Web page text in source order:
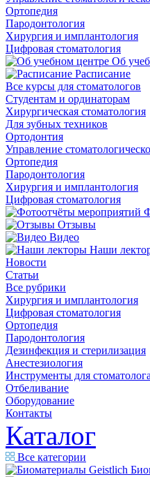
Ортопедия
Пародонтология
Хирургия и имплантология
Цифровая стоматология
Об
Расписание
Все курсы для стоматологов
Студентам и ординаторам
Хирургическая стоматология
Для зубных техников
Ортодонтия
Управление
Ортопедия
Пародонтология
Хирургия и имплантология
Цифровая стоматология
Отзывы
Видео
Наши
Новости
Статьи
Все рубрики
Хирургия и имплантология
Цифровая стоматология
Ортопедия
Пародонтология
Дезинфекция и стерилизация
Анестезиология
Инструменты для стоматолога
Отбеливание
Оборудование
Контакты
Каталог
Все категории